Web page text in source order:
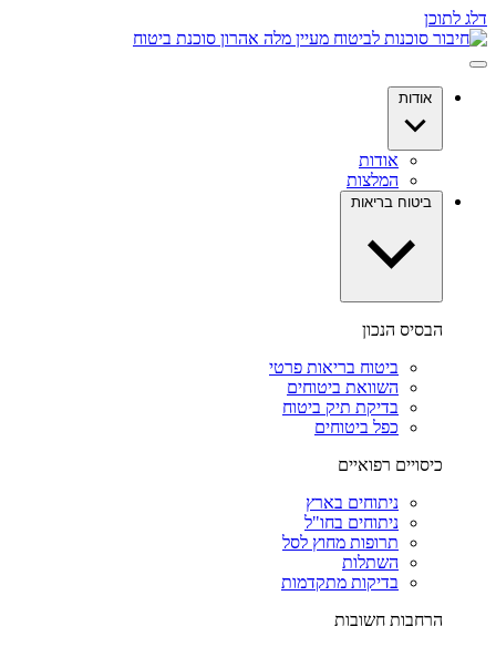
דלג לתוכן
אודות
אודות
המלצות
ביטוח בריאות
הבסיס הנכון
ביטוח בריאות פרטי
השוואת ביטוחים
בדיקת תיק ביטוח
כפל ביטוחים
כיסויים רפואיים
ניתוחים בארץ
ניתוחים בחו"ל
תרופות מחוץ לסל
השתלות
בדיקות מתקדמות
הרחבות חשובות